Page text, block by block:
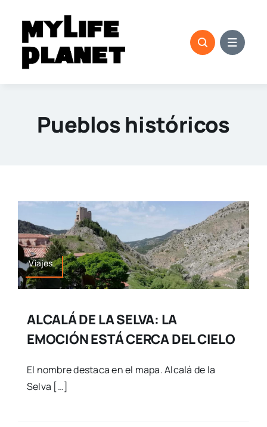
contenido
Pueblos históricos
Viajes
ALCALÁ DE LA SELVA: LA
EMOCIÓN ESTÁ CERCA DEL CIELO
El nombre destaca en el mapa. Alcalá de la
Selva […]